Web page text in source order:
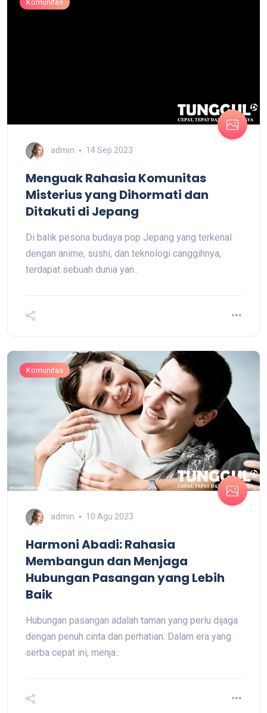
Komunitas
admin 14 Sep 2023
Menguak Rahasia Komunitas
Misterius yang Dihormati dan
Ditakuti di Jepang
Di balik pesona budaya pop Jepang yang terkenal
dengan anime, sushi, dan teknologi canggihnya,
terdapat sebuah dunia yan..
Komunitas
admin 10 Agu 2023
Harmoni Abadi: Rahasia
Membangun dan Menjaga
Hubungan Pasangan yang Lebih
Baik
Hubungan pasangan adalah taman yang perlu dijaga
dengan penuh cinta dan perhatian. Dalam era yang
serba cepat ini, menja..